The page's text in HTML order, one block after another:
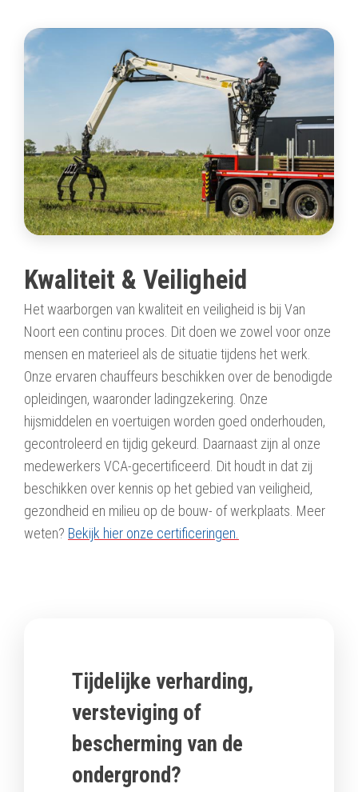
Kwaliteit & Veiligheid
Het waarborgen van kwaliteit en veiligheid is bij Van
Noort een continu proces. Dit doen we zowel voor onze
mensen en materieel als de situatie tijdens het werk.
Onze ervaren chauffeurs beschikken over de benodigde
opleidingen, waaronder ladingzekering. Onze
hijsmiddelen en voertuigen worden goed onderhouden,
gecontroleerd en tijdig gekeurd. Daarnaast zijn al onze
medewerkers VCA-gecertificeerd. Dit houdt in dat zij
beschikken over kennis op het gebied van veiligheid,
gezondheid en milieu op de bouw- of werkplaats. Meer
weten? Bekijk hier onze certificeringen.
Tijdelijke verharding,
versteviging of
bescherming van de
ondergrond?